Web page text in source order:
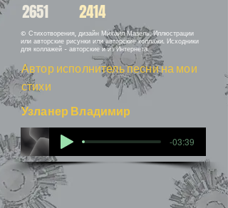
2651 2414
© Стихотворения, дизайн Михаил Мазель. Иллюстрации
или авторские рисунки или авторские коллажи. Исходники
для коллажей - авторские и из Интернета.
Автор исполнитель песни на мои
стихи
Узланер Владимир
-03:39